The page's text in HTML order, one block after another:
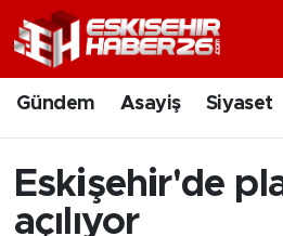
Gündem Asayiş Siyaset
Eskişehir'de
açılıyor
Gündem
Asayiş
Siyaset
Nöbetçi Eczaneler
Hava Durumu
Trafik Durumu